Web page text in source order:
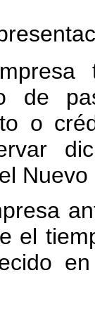
de
o
el